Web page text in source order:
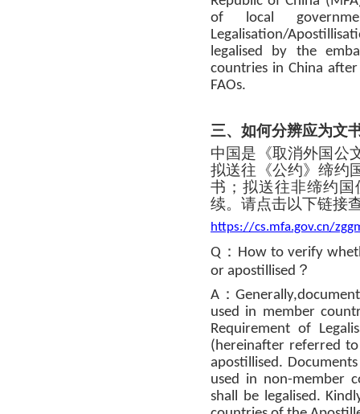
of local
Legalisation/
legalised by the
countries in China
FAOs.
三、如何分辨应为文
中国是《取消外国公
拟送往《公约》缔约
书；拟送往非缔约
续。请点击以下链接
https://cs.mfa.gov.cn/
Q ： How to verify
or apostillised ？
A ：
used in member
Requirement of
(hereinafter referred
apostillised.
used in non-member
shall be legalised.